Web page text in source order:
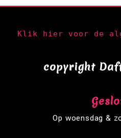
Klik hier voor de
copyright
Op woensdag &